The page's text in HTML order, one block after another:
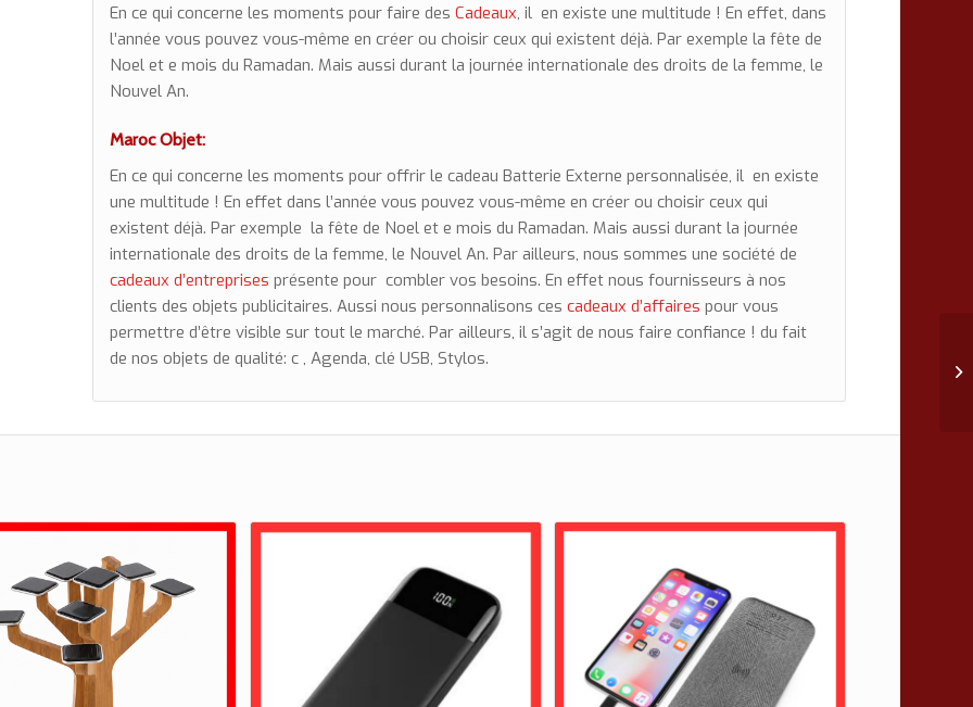
En ce qui concerne les moments pour faire desCadeaux, il en existe une multitude ! En effet, dans
l’année vous pouvez vous-même en créer ou choisir ceux qui existent déjà. Par exemple la fête de
Noel et e mois du Ramadan. Mais aussi durant la journée internationale des droits de la femme, le
Nouvel An.
Maroc Objet:
En ce qui concerne les moments pour offrir le cadeau Batterie Externe personnalisée, il en existe
une multitude ! En effet dans l’année vous pouvez vous-même en créer ou choisir ceux qui
existent déjà. Par exemple la fête de Noel et e mois du Ramadan. Mais aussi durant la journée
internationale des droits de la femme, le Nouvel An. Par ailleurs, nous sommes une société de
cadeaux d’entreprises présente pour combler vos besoins. En effet nous fournisseurs à nos
clients des objets publicitaires. Aussi nous personnalisons cescadeaux d’affaires pour vous
permettre d’être visible sur tout le marché. Par ailleurs, il s’agit de nous faire confiance ! du fait
de nos objets de qualité: c , Agenda, clé USB, Stylos.